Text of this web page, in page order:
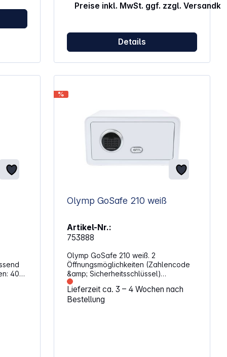
Preise inkl. MwSt. ggf. zzgl.
Details
%
Olymp GoSafe 210 weiß
Artikel-Nr.:
753888
Olymp GoSafe 210 weiß. 2
Öffnungsmöglichkeiten (Zahlencode
&amp; Sicherheitsschlüssel)
Individueller Zahlencode (4-8 Ziffern)
Alarm bei falscher Code- /
Fingerprint-Eingabe oder bei
Lieferzeit ca. 3 – 4 Wochen nach
Bestellung